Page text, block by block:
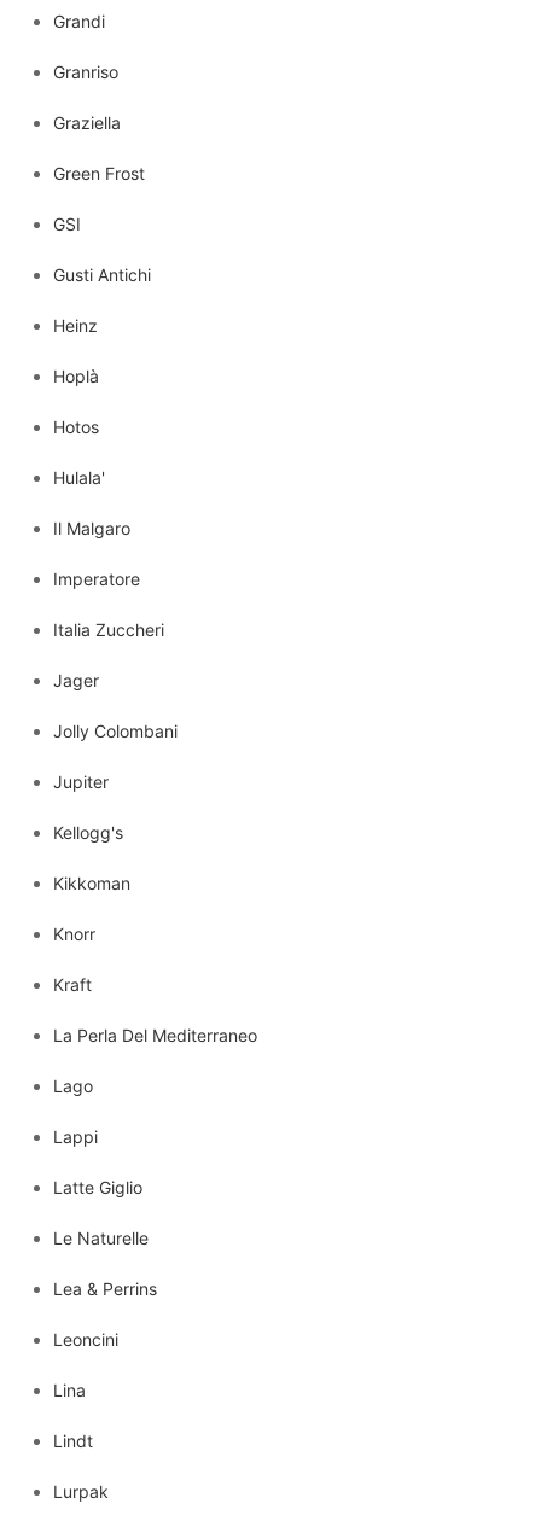
Grandi
Granriso
Graziella
Green Frost
GSI
Gusti Antichi
Heinz
Hoplà
Hotos
Hulala'
Il Malgaro
Imperatore
Italia Zuccheri
Jager
Jolly Colombani
Jupiter
Kellogg's
Kikkoman
Knorr
Kraft
La Perla Del Mediterraneo
Lago
Lappi
Latte Giglio
Le Naturelle
Lea & Perrins
Leoncini
Lina
Lindt
Lurpak